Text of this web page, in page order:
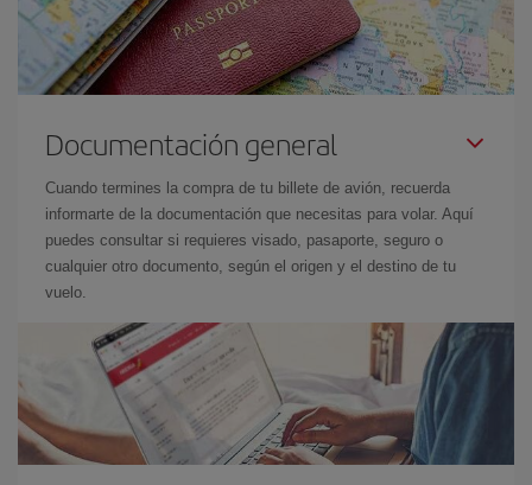
Documentación general
Cuando termines la compra de tu billete de avión, recuerda
informarte de la documentación que necesitas para volar. Aquí
puedes consultar si requieres visado, pasaporte, seguro o
cualquier otro documento, según el origen y el destino de tu
vuelo.